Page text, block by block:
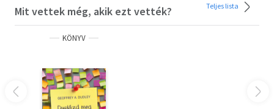
Mit vettek még, akik ezt vették? Teljes lista
KÖNYV